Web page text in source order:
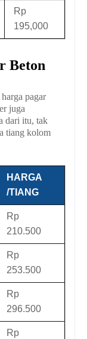
Rp
195,000
Beton
harga pagar
juga
dari itu, tak
tiang kolom
HARGA
/TIANG
Rp
210.500
Rp
253.500
Rp
296.500
Rp